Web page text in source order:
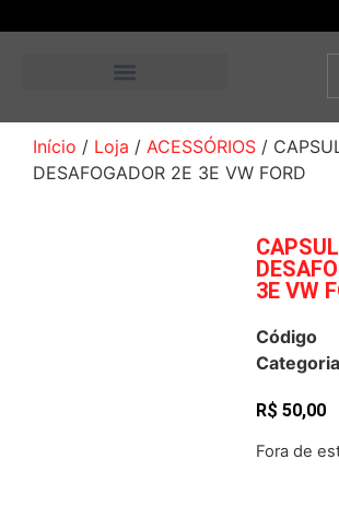
Início / Loja / ACESSÓRIOS /
DESAFOGADOR 2E 3E VW FORD
3E VW
Código
R$ 50,00
Fora de